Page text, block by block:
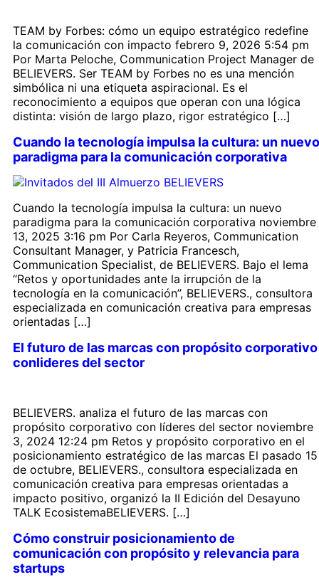
TEAM by Forbes: cómo un equipo estratégico redefine
la comunicación con impacto febrero 9, 2026 5:54 pm
Por Marta Peloche, Communication Project Manager de
BELIEVERS. Ser TEAM by Forbes no es una mención
simbólica ni una etiqueta aspiracional. Es el
reconocimiento a equipos que operan con una lógica
distinta: visión de largo plazo, rigor estratégico […]
Cuando la tecnología impulsa la cultura: un nuevo
paradigma para la comunicación corporativa
Cuando la tecnología impulsa la cultura: un nuevo
paradigma para la comunicación corporativa noviembre
13, 2025 3:16 pm Por Carla Reyeros, Communication
Consultant Manager, y Patricia Francesch,
Communication Specialist, de BELIEVERS. Bajo el lema
“Retos y oportunidades ante la irrupción de la
tecnología en la comunicación”, BELIEVERS., consultora
especializada en comunicación creativa para empresas
orientadas […]
El futuro de las marcas con propósito corporativo
conlideres del sector
BELIEVERS. analiza el futuro de las marcas con
propósito corporativo con líderes del sector noviembre
3, 2024 12:24 pm Retos y propósito corporativo en el
posicionamiento estratégico de las marcas El pasado 15
de octubre, BELIEVERS., consultora especializada en
comunicación creativa para empresas orientadas a
impacto positivo, organizó la II Edición del Desayuno
TALK EcosistemaBELIEVERS. […]
Cómo construir posicionamiento de
comunicación con propósito y relevancia para
startups